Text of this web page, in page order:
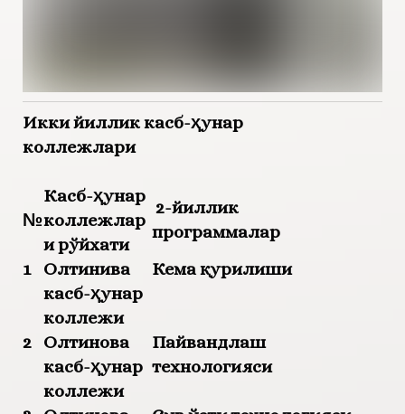
Икки йиллик касб-ҳунар
коллежлари
№
Касб-ҳунар
коллежлар
и рўйхати
2-йиллик
программалар
1
Олтинива
касб-ҳунар
коллежи
Кема қурилиши
2
Олтинова
касб-ҳунар
коллежи
Пайвандлаш
технологияси